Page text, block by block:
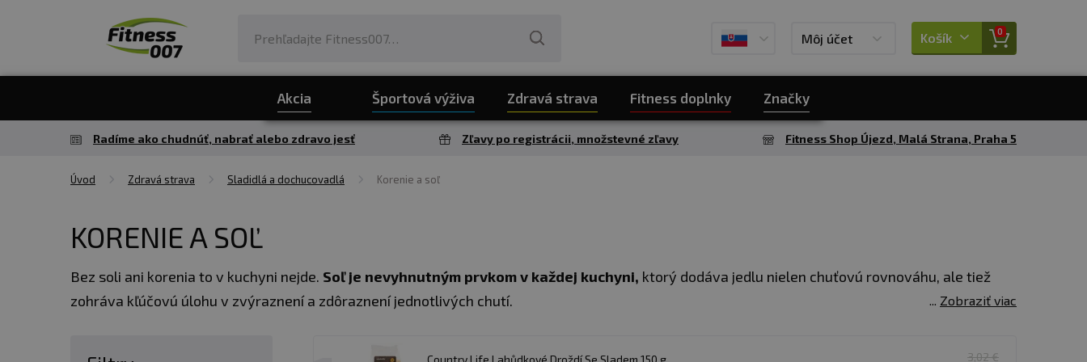
Môj účet Košík 0
Akcia Športová výživa Zdravá strava Fitness doplnky Značky
Radíme ako chudnúť, nabrať alebo zdravo jesť Zľavy po registrácii, množstevné zľavy Fitness Shop Újezd, Malá Strana, Praha 5
Úvod Zdravá strava Sladidlá a dochucovadlá Korenie a soľ
KORENIE A SOĽ
Bez soli ani korenia to v kuchyni nejde. Soľ je nevyhnutným prvkom v každej kuchyni, ktorý dodáva jedlu nielen chuťovú rovnováhu, ale tiež
zohráva kľúčovú úlohu v zvýraznení a zdôraznení jednotlivých chutí.
Zobraziť viac
Country Life Lahůdkové Droždí Se Sladem 150 g
3,02 €